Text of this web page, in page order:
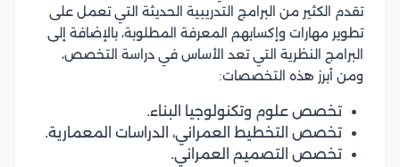
تقدم الكثير من البرامج التدريبية الحديثة التي تعمل على
تطوير مهارات وإكسابهم المعرفة المطلوبة، بالإضافة إلى
البرامج النظرية التي تعد الأساس في دراسة التخصص،
ومن أبرز هذه التخصصات:
تخصص علوم وتكنولوجيا البناء.
تخصص التخطيط العمراني، الدراسات المعمارية.
تخصص التصميم العمراني.